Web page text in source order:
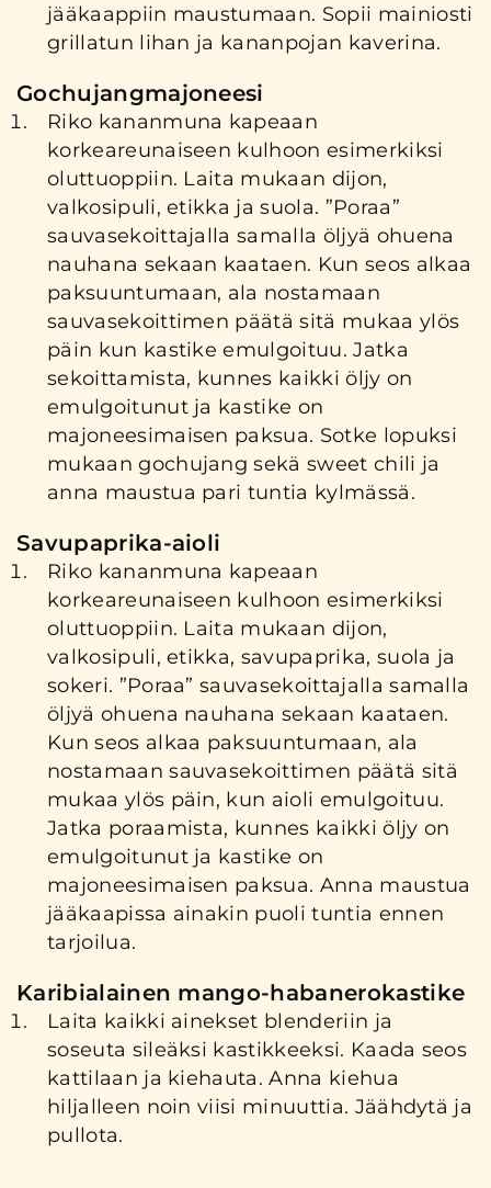
jääkaappiin maustumaan. Sopii mainiosti
grillatun lihan ja kananpojan kaverina.
Gochujangmajoneesi
Riko kananmuna kapeaan
korkeareunaiseen kulhoon esimerkiksi
oluttuoppiin. Laita mukaan dijon,
valkosipuli, etikka ja suola. ”Poraa”
sauvasekoittajalla samalla öljyä ohuena
nauhana sekaan kaataen. Kun seos alkaa
paksuuntumaan, ala nostamaan
sauvasekoittimen päätä sitä mukaa ylös
päin kun kastike emulgoituu. Jatka
sekoittamista, kunnes kaikki öljy on
emulgoitunut ja kastike on
majoneesimaisen paksua. Sotke lopuksi
mukaan gochujang sekä sweet chili ja
anna maustua pari tuntia kylmässä.
Savupaprika-aioli
Riko kananmuna kapeaan
korkeareunaiseen kulhoon esimerkiksi
oluttuoppiin. Laita mukaan dijon,
valkosipuli, etikka, savupaprika, suola ja
sokeri. ”Poraa” sauvasekoittajalla samalla
öljyä ohuena nauhana sekaan kaataen.
Kun seos alkaa paksuuntumaan, ala
nostamaan sauvasekoittimen päätä sitä
mukaa ylös päin, kun aioli emulgoituu.
Jatka poraamista, kunnes kaikki öljy on
emulgoitunut ja kastike on
majoneesimaisen paksua. Anna maustua
jääkaapissa ainakin puoli tuntia ennen
tarjoilua.
Karibialainen mango-habanerokastike
Laita kaikki ainekset blenderiin ja
soseuta sileäksi kastikkeeksi. Kaada seos
kattilaan ja kiehauta. Anna kiehua
hiljalleen noin viisi minuuttia. Jäähdytä ja
pullota.